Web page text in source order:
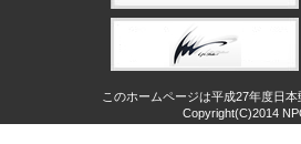
このホームページは平成27年度日
Copyright(C)2014